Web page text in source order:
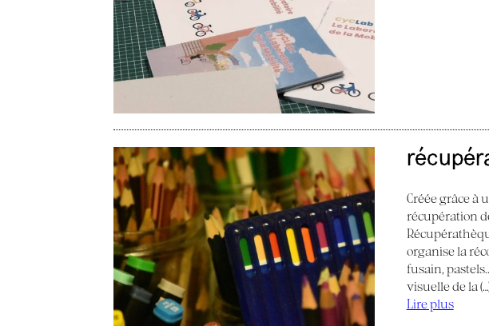
Créée grâce à
récupération
organise la
fusain,
visuelle de la
Lire plus